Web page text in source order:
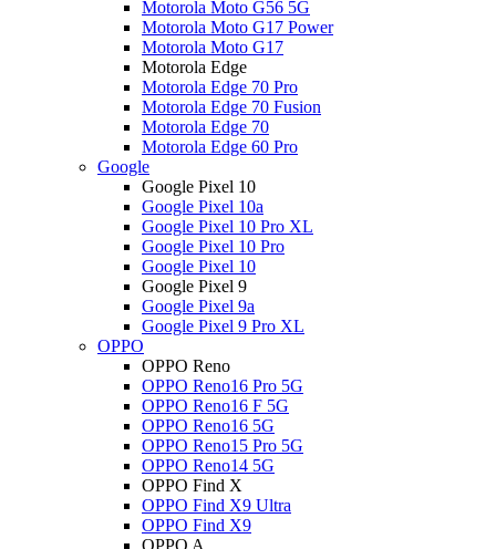
Motorola Moto G56 5G
Motorola Moto G17 Power
Motorola Moto G17
Motorola Edge
Motorola Edge 70 Pro
Motorola Edge 70 Fusion
Motorola Edge 70
Motorola Edge 60 Pro
Google
Google Pixel 10
Google Pixel 10a
Google Pixel 10 Pro XL
Google Pixel 10 Pro
Google Pixel 10
Google Pixel 9
Google Pixel 9a
Google Pixel 9 Pro XL
OPPO
OPPO Reno
OPPO Reno16 Pro 5G
OPPO Reno16 F 5G
OPPO Reno16 5G
OPPO Reno15 Pro 5G
OPPO Reno14 5G
OPPO Find X
OPPO Find X9 Ultra
OPPO Find X9
OPPO A